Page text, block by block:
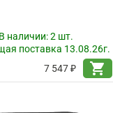
наличии:2 шт.
поставка 13.08.26г.
7 547 ₽
shopping_cart